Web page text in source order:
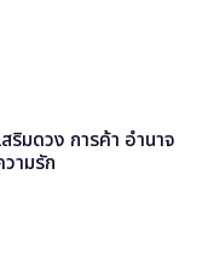
ริมดวง การค้า อำนาจ
ามรัก